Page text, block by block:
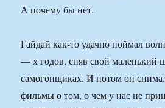
А почему бы нет.
Гайдай как-то удачно поймал
— х годов, сняв свой маленький
самогонщиках. И потом он
фильмы о том, о чем у нас не